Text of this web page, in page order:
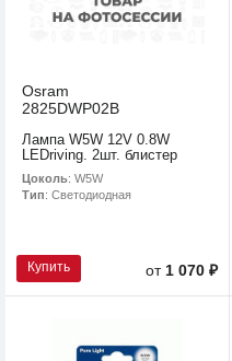
Osram
2825DWP02B
Лампа W5W 12V 0.8W
LEDriving. 2шт. блистер
Цоколь: W5W
Тип: Светодиодная
Купить от 1 070 ₽